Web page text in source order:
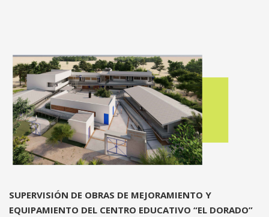
SUPERVISIÓN DE OBRAS DE MEJORAMIENTO Y
EQUIPAMIENTO DEL CENTRO EDUCATIVO “EL DORADO”